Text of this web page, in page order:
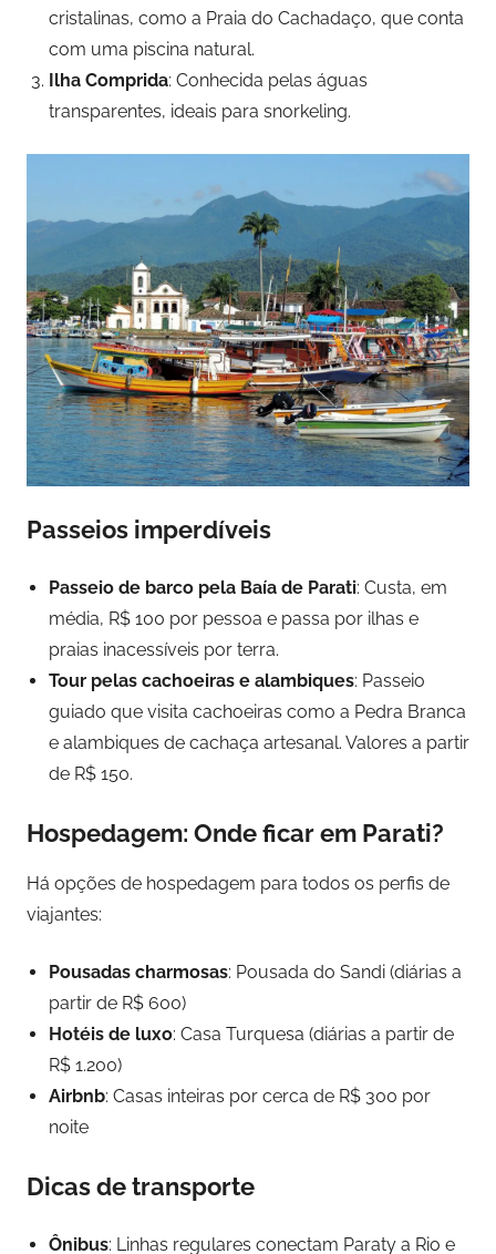
cristalinas, como a Praia do Cachadaço, que conta
com uma piscina natural.
Ilha Comprida: Conhecida pelas águas
transparentes, ideais para snorkeling.
Passeios imperdíveis
Passeio de barco pela Baía de Parati: Custa, em
média, R$ 100 por pessoa e passa por ilhas e
praias inacessíveis por terra.
Tour pelas cachoeiras e alambiques: Passeio
guiado que visita cachoeiras como a Pedra Branca
e alambiques de cachaça artesanal. Valores a partir
de R$ 150.
Hospedagem: Onde ficar em Parati?
Há opções de hospedagem para todos os perfis de
viajantes:
Pousadas charmosas: Pousada do Sandi (diárias a
partir de R$ 600)
Hotéis de luxo: Casa Turquesa (diárias a partir de
R$ 1.200)
Airbnb: Casas inteiras por cerca de R$ 300 por
noite
Dicas de transporte
Ônibus: Linhas regulares conectam Paraty a Rio e